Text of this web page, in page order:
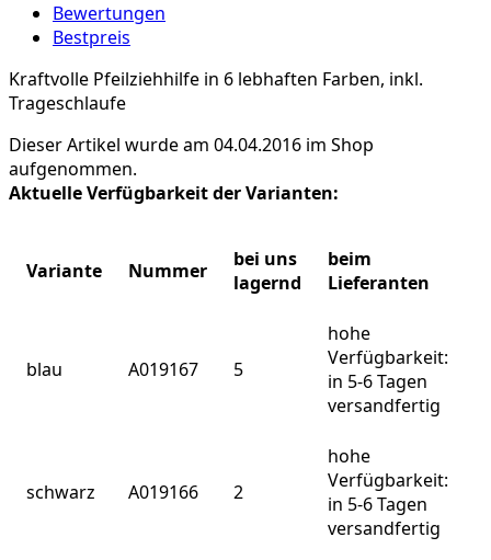
Bewertungen
Bestpreis
Kraftvolle Pfeilziehhilfe in 6 lebhaften Farben, inkl.
Trageschlaufe
Dieser Artikel wurde am 04.04.2016 im Shop
aufgenommen.
Aktuelle Verfügbarkeit der Varianten:
Variante Nummer
bei uns
lagernd
beim
Lieferanten
blau A019167 5
hohe
Verfügbarkeit:
in 5-6 Tagen
versandfertig
schwarz A019166 2
hohe
Verfügbarkeit:
in 5-6 Tagen
versandfertig